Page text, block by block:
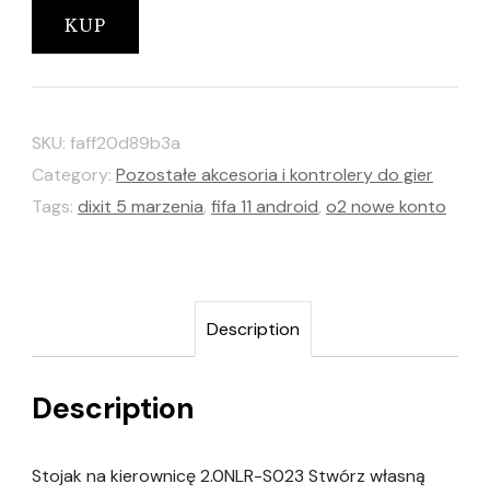
KUP
SKU: faff20d89b3a
Category: Pozostałe akcesoria i kontrolery do gier
Tags: dixit 5 marzenia, fifa 11 android, o2 nowe konto
Description
Description
Stojak na kierownicę 2.0NLR-S023 Stwórz własną